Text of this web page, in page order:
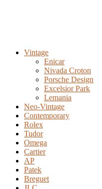
Vintage
Enicar
Nivada Croton
Porsche Design
Excelsior Park
Lemania
Neo-Vintage
Contemporary
Rolex
Tudor
Omega
Cartier
AP
Patek
Breguet